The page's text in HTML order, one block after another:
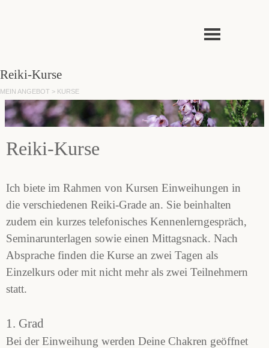
Menü überspringen
Reiki-Kurse
MEIN ANGEBOT > KURSE
Reiki-Kurse
Ich biete im Rahmen von Kursen Einweihungen in
die verschiedenen Reiki-Grade an. Sie beinhalten
zudem ein kurzes telefonisches Kennenlerngespräch,
Seminarunterlagen sowie einen Mittagsnack. Nach
Absprache finden die Kurse an zwei Tagen als
Einzelkurs oder mit nicht mehr als zwei Teilnehmern
statt.
1. Grad
Bei der Einweihung werden Deine Chakren geöffnet